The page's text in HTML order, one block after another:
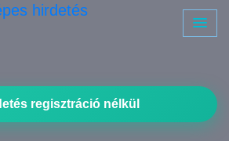
regisztráció nélkül